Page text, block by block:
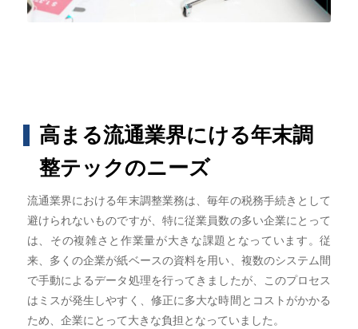
高まる流通業界にける年末調
整テックのニーズ
流通業界における年末調整業務は、毎年の税務手続きとして
避けられないものですが、特に従業員数の多い企業にとって
は、その複雑さと作業量が大きな課題となっています。従
来、多くの企業が紙ベースの資料を用い、複数のシステム間
で手動によるデータ処理を行ってきましたが、このプロセス
はミスが発生しやすく、修正に多大な時間とコストがかかる
ため、企業にとって大きな負担となっていました。